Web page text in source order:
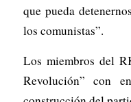
que pueda
los comunistas”.
Los miembros del
Revolución” con